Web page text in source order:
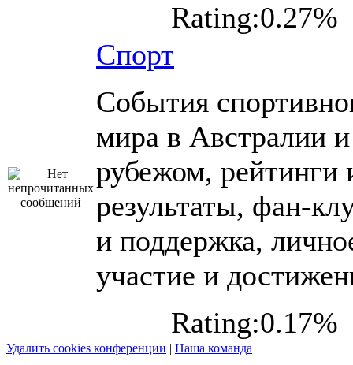
Rating:0.27%
Спорт
События
мира в Австралии и
рубежом, рейтинги
результаты, фан-
и поддержка,
участие и
Rating:0.17%
Удалить cookies конференции | Наша команда